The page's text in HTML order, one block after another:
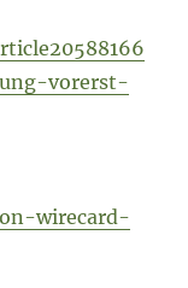
vorerst-
wirecard-